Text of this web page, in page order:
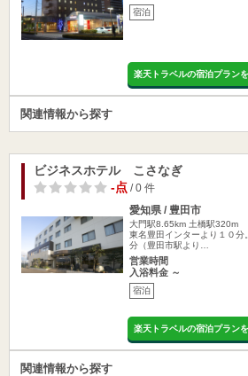
宿泊
楽天トラベルの宿泊プラン
関連情報から探す
ビジネスホテル こさなぎ
-点/ 0 件
愛知県 / 豊田市
大門駅8.65km 土橋駅320m
東名豊田インターより１０分
分（豊田市駅より…
営業時間
入浴料金 ～
宿泊
楽天トラベルの宿泊プラン
関連情報から探す